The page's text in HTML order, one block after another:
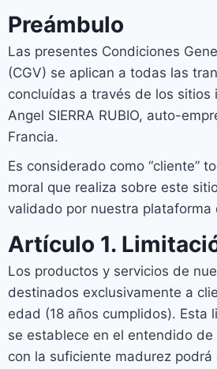
Preámbulo
Las presentes Condiciones
(CGV) se aplican a todas las
concluídas a través de los sitios
Angel SIERRA RUBIO, auto-
Francia.
Es considerado como “cliente”
moral que realiza sobre este
validado por nuestra plataforma
Artículo 1.
Los productos y servicios de
destinados exclusivamente a
edad (18 años cumplidos). Esta
se establece en el entendido
con la suficiente madurez podrá